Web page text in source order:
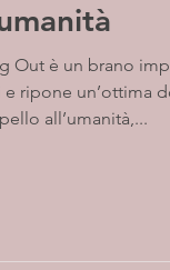
Out è un brano
ripone un’ottima
all’umanità,...